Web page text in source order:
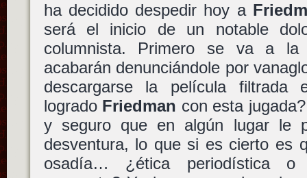
ha decidido despedir hoy a
será el inicio de un notable
columnista. Primero se va a
acabarán denunciándole por
descargarse la película filtrada
logrado Friedman con esta
y seguro que en algún lugar le
desventura, lo que si es cierto es
osadía… ¿ética periodística o